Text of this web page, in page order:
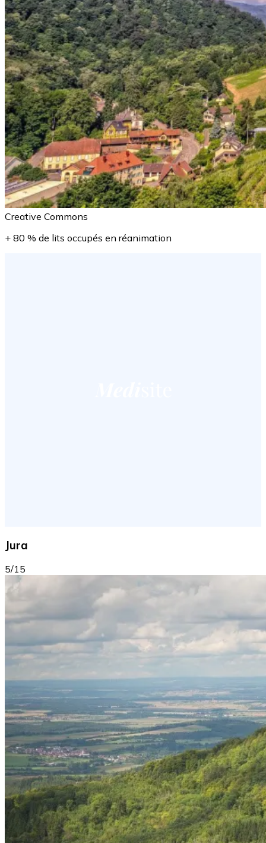
Creative Commons
+ 80 % de lits occupés en réanimation
Jura
5/15